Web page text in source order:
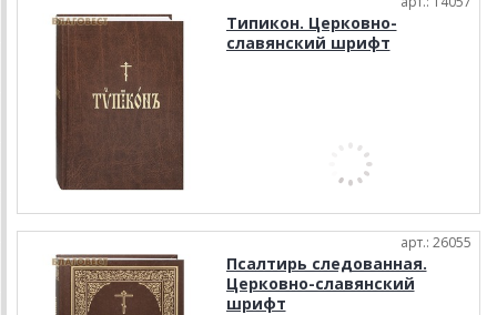
Типикон. Церковно-
славянский шрифт
арт.: 26055
Псалтирь следованная.
Церковно-славянский
шрифт